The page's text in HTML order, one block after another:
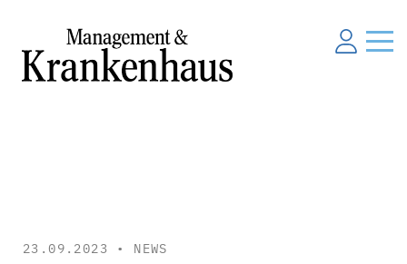
23.09.2023 • NEWS